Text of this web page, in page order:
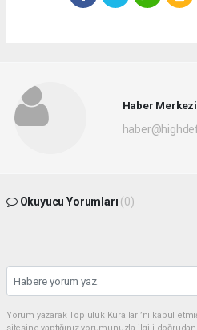
Haber Merkezi
Okuyucu Yorumları (0)
Yorum yazarak Topluluk Kuralları’nı kabul
sitesine yaptığınız yorumunuzla ilgili